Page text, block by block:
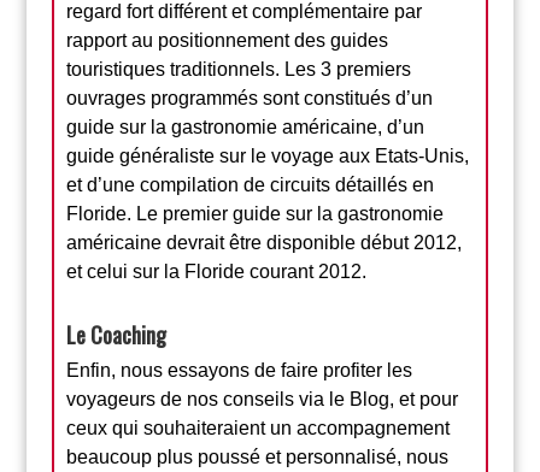
regard fort différent et complémentaire par
rapport au positionnement des guides
touristiques traditionnels. Les 3 premiers
ouvrages programmés sont constitués d’un
guide sur la gastronomie américaine, d’un
guide généraliste sur le voyage aux Etats-Unis,
et d’une compilation de circuits détaillés en
Floride. Le premier guide sur la gastronomie
américaine devrait être disponible début 2012,
et celui sur la Floride courant 2012.
Le Coaching
Enfin, nous essayons de faire profiter les
voyageurs de nos conseils via le Blog, et pour
ceux qui souhaiteraient un accompagnement
beaucoup plus poussé et personnalisé, nous